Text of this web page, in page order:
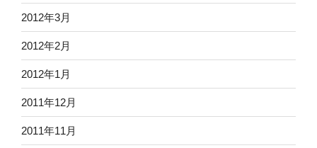
2012年3月
2012年2月
2012年1月
2011年12月
2011年11月